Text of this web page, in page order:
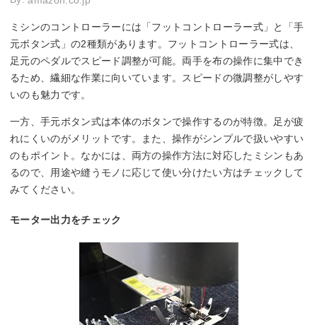
ミシンのコントローラーには「フットコントローラー式」と「手
元ボタン式」の2種類があります。フットコントローラー式は、
足元のペダルでスピード調整が可能。両手を布の操作に集中でき
るため、繊細な作業に向いています。スピードの微調整がしやす
いのも魅力です。
一方、手元ボタン式は本体のボタンで操作するのが特徴。足が疲
れにくいのがメリットです。また、操作がシンプルで扱いやすい
のもポイント。なかには、両方の操作方法に対応したミシンもあ
るので、用途や縫うモノに応じて使い分けたい方はチェックして
みてください。
モーター出力をチェック